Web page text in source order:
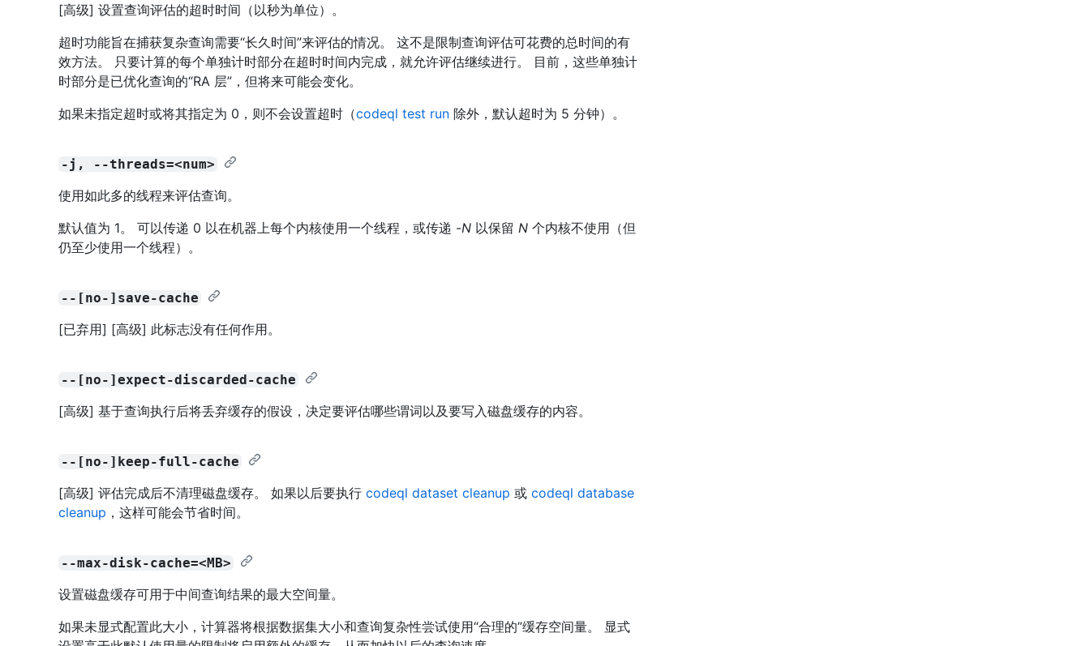
[高级] 设置查询评估的超时时间（以秒为单位）。
超时功能旨在捕获复杂查询需要“长久时间”来评估的情况。 这不是限制查询评估可花费的总时间的有
效方法。 只要计算的每个单独计时部分在超时时间内完成，就允许评估继续进行。 目前，这些单独计
时部分是已优化查询的“RA 层”，但将来可能会变化。
如果未指定超时或将其指定为 0，则不会设置超时（codeql test run 除外，默认超时为 5 分钟）。
-j, --threads=<num>
使用如此多的线程来评估查询。
默认值为 1。 可以传递 0 以在机器上每个内核使用一个线程，或传递 -N 以保留 N 个内核不使用（但
仍至少使用一个线程）。
--[no-]save-cache
[已弃用] [高级] 此标志没有任何作用。
--[no-]expect-discarded-cache
[高级] 基于查询执行后将丢弃缓存的假设，决定要评估哪些谓词以及要写入磁盘缓存的内容。
--[no-]keep-full-cache
[高级] 评估完成后不清理磁盘缓存。 如果以后要执行 codeql dataset cleanup 或 codeql database
cleanup ，这样可能会节省时间。
--max-disk-cache=<MB>
设置磁盘缓存可用于中间查询结果的最大空间量。
如果未显式配置此大小，计算器将根据数据集大小和查询复杂性尝试使用“合理的”缓存空间量。 显式